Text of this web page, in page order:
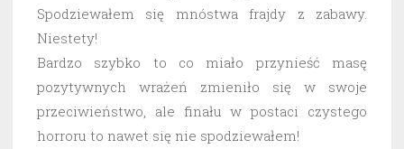
Spodziewałem się mnóstwa frajdy z zabawy.
Niestety!
Bardzo szybko to co miało przynieść masę
pozytywnych wrażeń zmieniło się w swoje
przeciwieństwo, ale finału w postaci czystego
horroru to nawet się nie spodziewałem!